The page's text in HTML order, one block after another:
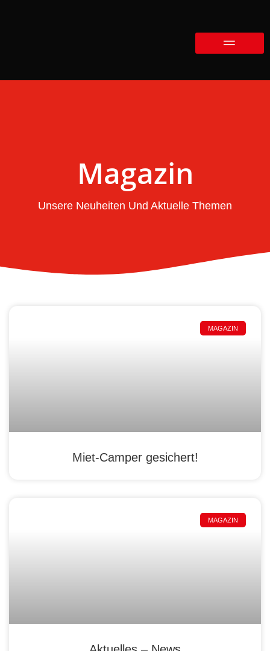
Magazin
Unsere Neuheiten Und Aktuelle Themen
MAGAZIN
Miet-Camper gesichert!
MAGAZIN